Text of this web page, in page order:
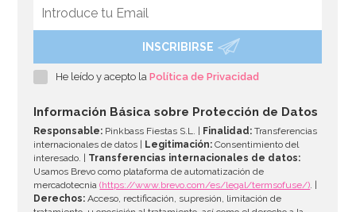
INSCRIBIRSE
He leído y acepto laPolítica de Privacidad
Información Básica sobre Protección de Datos
Responsable: Pinkbass Fiestas S.L. | Finalidad: Transferencias
internacionales de datos | Legitimación: Consentimiento del
interesado. | Transferencias internacionales de datos:
Usamos Brevo como plataforma de automatización de
mercadotecnia(https://www.brevo.com/es/legal/termsofuse/). |
Derechos: Acceso, rectificación, supresión, limitación de